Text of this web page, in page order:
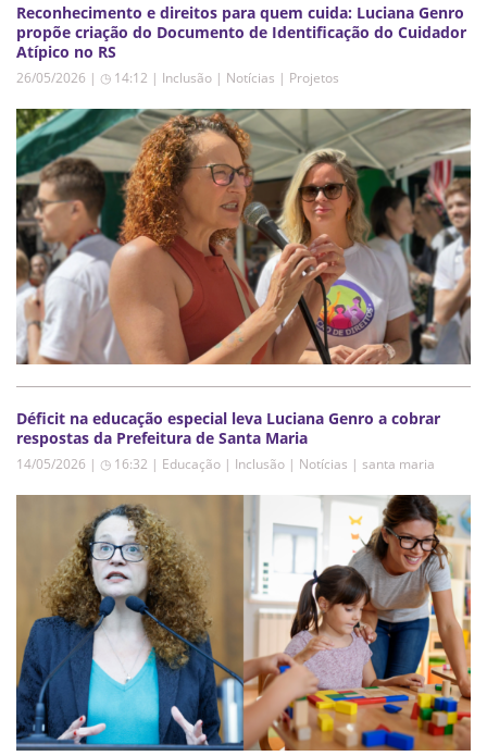
Reconhecimento e direitos para quem cuida: Luciana Genro
propõe criação do Documento de Identificação do Cuidador
Atípico no RS
26/05/2026 | ◷ 14:12 | Inclusão | Notícias | Projetos
Déficit na educação especial leva Luciana Genro a cobrar
respostas da Prefeitura de Santa Maria
14/05/2026 | ◷ 16:32 | Educação | Inclusão | Notícias | santa maria